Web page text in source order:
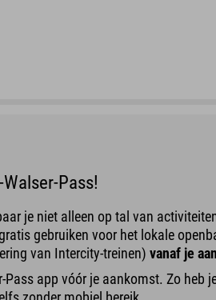
Pass!
je niet alleen op tal van
gebruiken voor het lokale
van Intercity-treinen)vanaf je
Pass app vóór je aankomst. Zo heb